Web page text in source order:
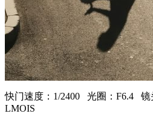
快门速度：1/2400 光圈：F6.4 镜
LMOIS